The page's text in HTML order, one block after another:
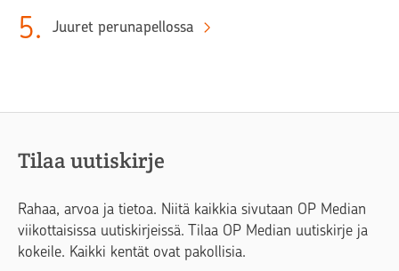
5. Juuret perunapellossa
Tilaa uutiskirje
Rahaa, arvoa ja tietoa. Niitä kaikkia sivutaan OP Median
viikottaisissa uutiskirjeissä. Tilaa OP Median uutiskirje ja
kokeile. Kaikki kentät ovat pakollisia.